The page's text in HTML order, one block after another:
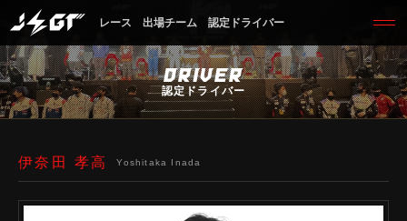
レース 出場チーム 認定ドライバー
DRIVER
認定ドライバー
伊奈田 孝高 Yoshitaka Inada